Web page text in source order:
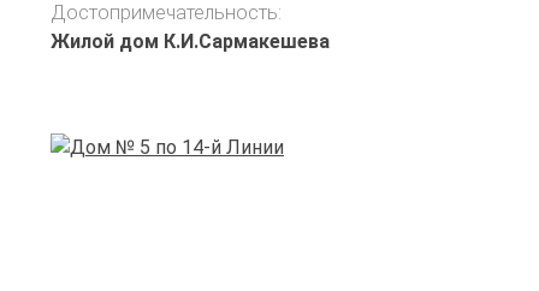
Достопримечательность:
Жилой дом К.И.Сармакешева